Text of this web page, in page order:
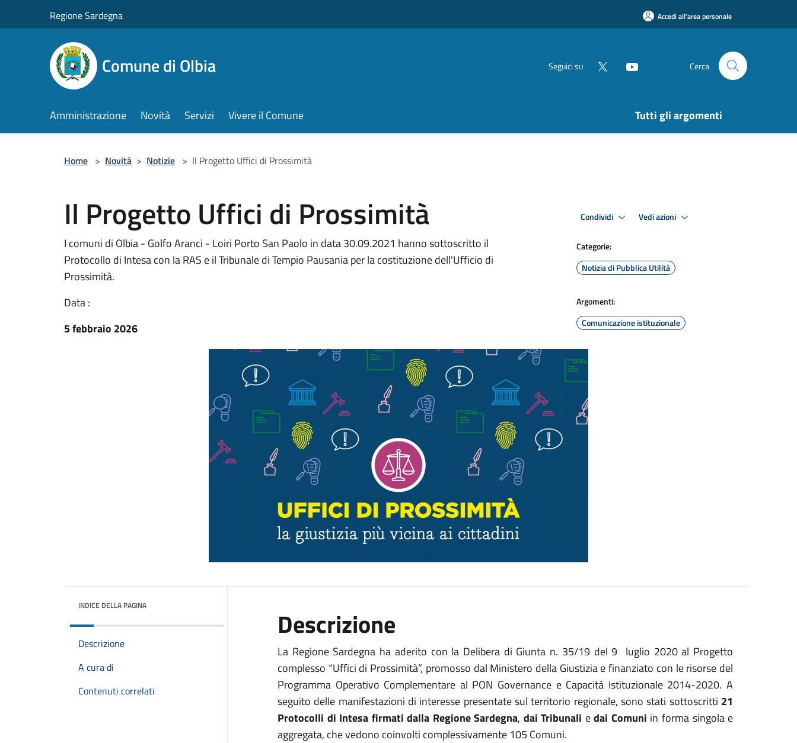
Regione Sardegna Accedi all'area personale
Comune di Olbia Seguici su Cerca
Amministrazione Novità Servizi Vivere il Comune Tutti gli argomenti
Home > Novità > Notizie > Il Progetto Uffici di Prossimità
Il Progetto Uffici di Prossimità
I comuni di Olbia - Golfo Aranci - Loiri Porto San Paolo in data 30.09.2021 hanno sottoscritto il
Protocollo di Intesa con la RAS e il Tribunale di Tempio Pausania per la costituzione dell'Ufficio di
Prossimità.
Data :
5 febbraio 2026
Condividi Vedi azioni
Categorie:
Notizia di Pubblica Utilità
Argomenti:
Comunicazione istituzionale
INDICE DELLA PAGINA
Descrizione
A cura di
Contenuti correlati
Descrizione
La Regione Sardegna ha aderito con la Delibera di Giunta n. 35/19 del 9 luglio 2020 al Progetto
complesso “Uffici di Prossimità”, promosso dal Ministero della Giustizia e finanziato con le risorse del
Programma Operativo Complementare al PON Governance e Capacità Istituzionale 2014-2020. A
seguito delle manifestazioni di interesse presentate sul territorio regionale, sono stati sottoscritti 21
Protocolli di Intesa firmati dalla Regione Sardegna, dai Tribunali edai Comuni in forma singola e
aggregata, che vedono coinvolti complessivamente 105 Comuni.